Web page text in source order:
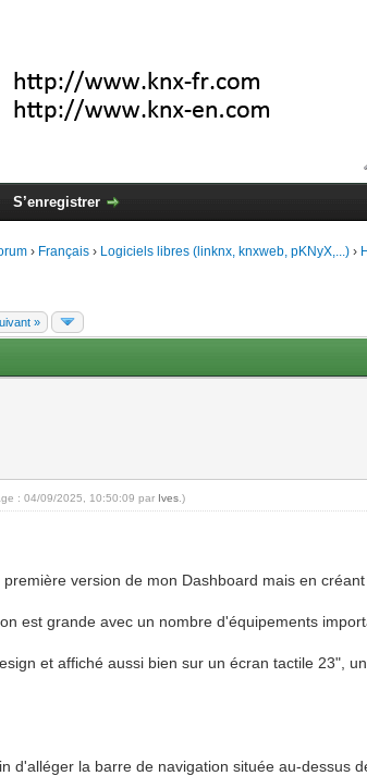
S’enregistrer
› Français › Logiciels libres (linknx, knxweb, pKNyX,...) ›
»
: 04/09/2025, 10:50:09 par Ives .)
première version de mon Dashboard mais en
est grande avec un nombre d'équipements
et affiché aussi bien sur un écran tactile 23",
d'alléger la barre de navigation située au-dessus